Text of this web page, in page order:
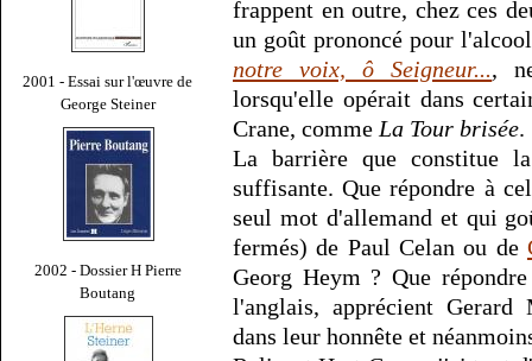
2001 - Essai sur l'œuvre de
George Steiner
2002 - Dossier H Pierre
Boutang
frappent en outre, chez ces
un goût prononcé pour
notre voix, ô Seigneur...,
lorsqu'elle opérait dans
Crane, comme La Tour brisée.
La barrière que constitue
suffisante. Que répondre à
seul mot d'allemand et qui
fermés) de Paul Celan ou de
Georg Heym ? Que
l'anglais, apprécient Gerard
dans leur honnête et